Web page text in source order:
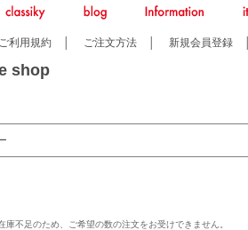
ご利用規約 ご注文方法 新規会員登録
shop
庫不足のため、ご希望の数の注文をお受けできません。